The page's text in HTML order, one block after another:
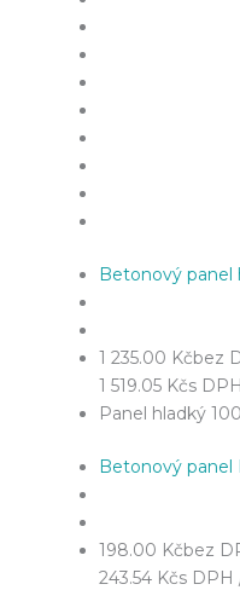
Betonový
1 235.00 Kčbez
1 519.05 Kčs
Panel hladký
Betonový panel
198.00 Kčbez
243.54 Kčs DPH